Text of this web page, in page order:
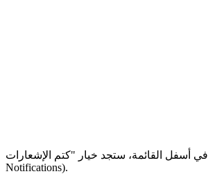
في أسفل القائمة، ستجد خيار "كتم الإشعارات" (Mute
Notifications).